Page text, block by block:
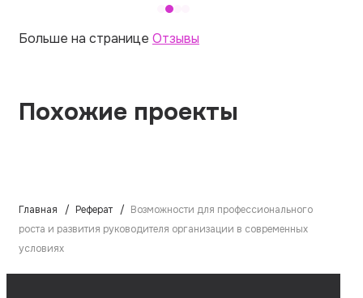
Больше на странице Отзывы
Похожие проекты
Главная Реферат
Возможности для профессионального
роста и развития руководителя организации в современных
условиях